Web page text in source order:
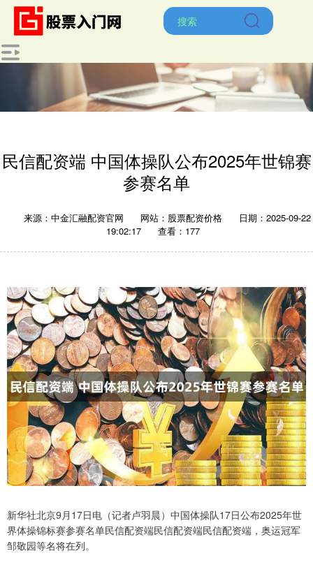
民信配资端 中国体操队公布2025年世锦赛
参赛名单
来源：中金汇融配资官网 网站：股票配资价格
日期：2025-09-22
19:02:17
查看：177
新华社北京9月17日电（记者卢羽晨）中国体操队17日公布2025年世
界体操锦标赛参赛名单民信配资端民信配资端民信配资端，奥运冠军
邹敬园等名将在列。